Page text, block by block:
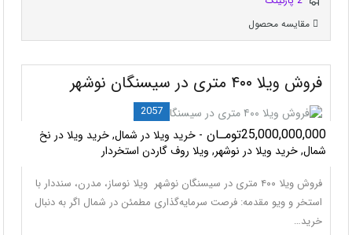
مقایسه محصول
فروش ویلا ۴۰۰ متری در سیسنگان نوشهر
2057
25,000,000,000تومـان
- خرید ویلا در شمال, خرید ویلا در نخ
شمال, خرید ویلا در نوشهر, ویلا روف گاردن استخردار
فروش ویلا ۴۰۰ متری در سیسنگان نوشهر ویلا نوساز، مدرن، سنددار با
استخر و ویو مقدمه: فرصت سرمایه‌گذاری مطمئن در شمال اگر به دنبال
خرید…